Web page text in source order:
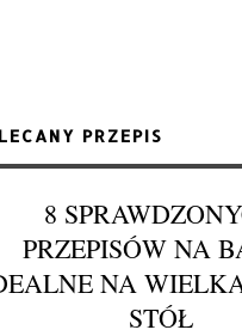
PRZEPIS
8
PRZEPISÓW NA
NA
STÓŁ